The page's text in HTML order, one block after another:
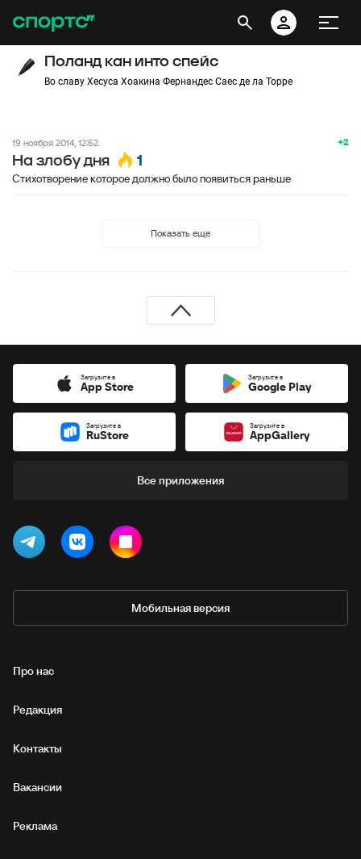
Поланд кан инто спейс
Во славу Хесуса Хоакина Фернандес Саес де ла Торре
+2
19 ноября 2014, 12:52
На злобу дня 1
Стихотворение которое должно было появиться раньше
Показать еще
Загрузите в
App Store
Загрузите в
Google Play
Загрузите в
RuStore
Загрузите в
AppGallery
Все приложения
Мобильная версия
Про нас
Редакция
Контакты
Вакансии
Реклама